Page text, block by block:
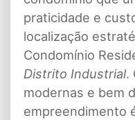
praticidade e
localização
Condomínio
Distrito Industrial.
modernas e bem
empreendimento